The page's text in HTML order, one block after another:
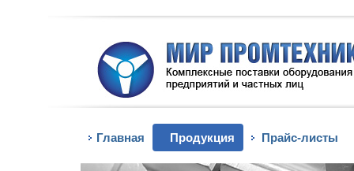
Главная Продукция Прайс-листы